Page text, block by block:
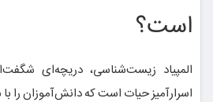
است؟
المپیاد زیست‌شناسی، دریچه‌ای
اسرارآمیز حیات است که دانش‌آموزان را